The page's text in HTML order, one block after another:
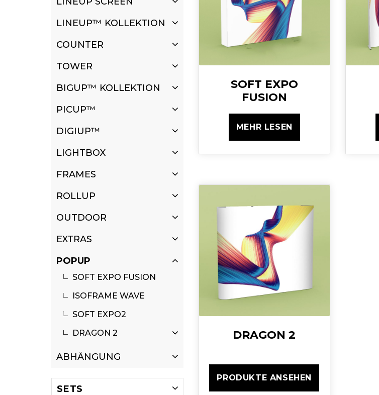
LINEUP™ KOLLEKTION
COUNTER
TOWER
BIGUP™ KOLLEKTION
PICUP™
DIGIUP™
LIGHTBOX
FRAMES
ROLLUP
OUTDOOR
EXTRAS
POPUP
SOFT EXPO FUSION
ISOFRAME WAVE
SOFT EXPO2
DRAGON 2
ABHÄNGUNG
SETS
SOFT EXPO
FUSION
MEHR LESEN
DRAGON 2
PRODUKTE ANSEHEN